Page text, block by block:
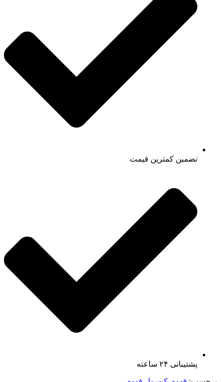
تضمین کمترین قیمت
پشتیبانی ۲۴ ساعته